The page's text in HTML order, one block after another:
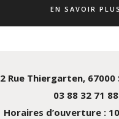
EN SAVOIR PLUS
2 Rue Thiergarten,
03 88 32 71 88
Horaires d’ouverture :